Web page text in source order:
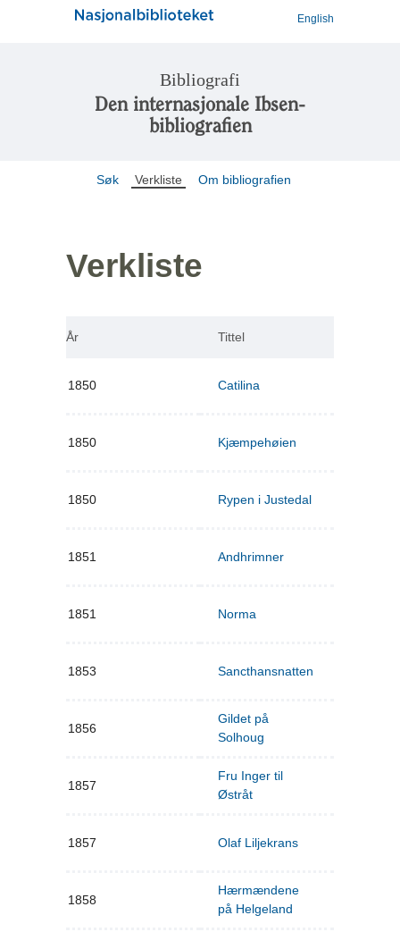
English
Bibliografi
Den internasjonale Ibsen-
bibliografien
Søk Verkliste Om bibliografien
Verkliste
År Tittel
1850 Catilina
1850 Kjæmpehøien
1850 Rypen i Justedal
1851 Andhrimner
1851 Norma
1853 Sancthansnatten
1856
Gildet på
Solhoug
1857
Fru Inger til
Østråt
1857 Olaf Liljekrans
1858
Hærmændene
på Helgeland